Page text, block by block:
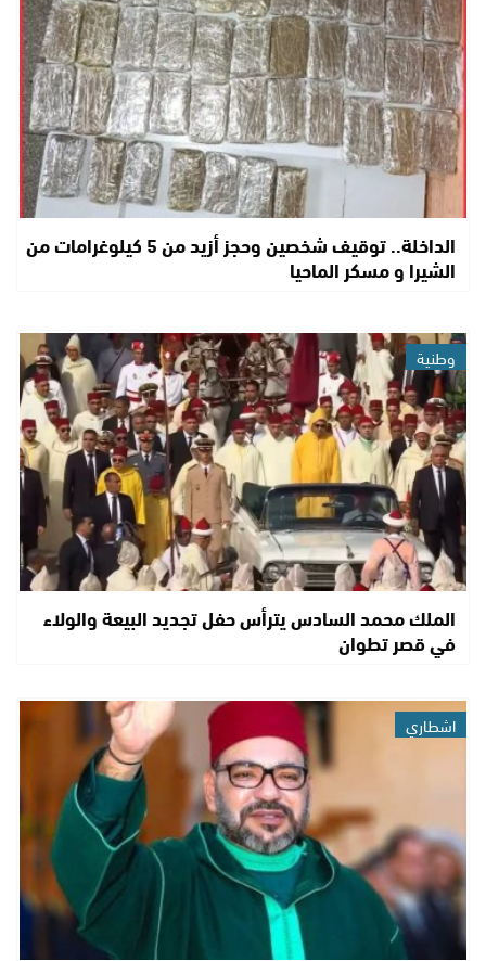
الداخلة.. توقيف شخصين وحجز أزيد من 5 كيلوغرامات من
الشيرا و مسكر الماحيا
وطنية
الملك محمد السادس يترأس حفل تجديد البيعة والولاء
في قصر تطوان
اشطاري